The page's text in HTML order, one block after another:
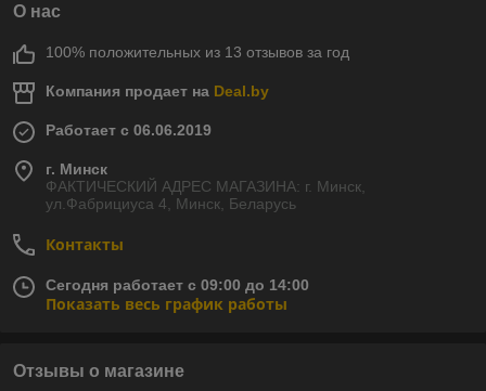
О нас
100% положительных из 13 отзывов за год
Компания продает на Deal.by
Работает с 06.06.2019
г. Минск
ФАКТИЧЕСКИЙ АДРЕС МАГАЗИНА: г. Минск,
ул.Фабрициуса 4, Минск, Беларусь
Контакты
Сегодня работает с 09:00 до 14:00
Показать весь график работы
Отзывы о магазине